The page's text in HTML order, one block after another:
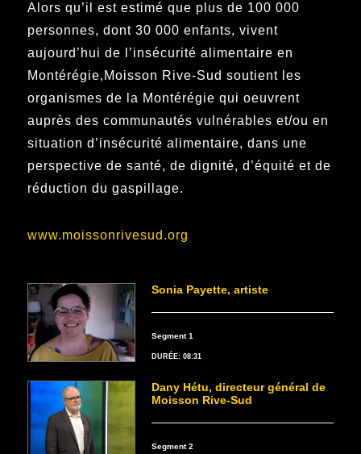
Alors qu’il est estimé que plus de 100 000
personnes, dont 30 000 enfants, vivent
aujourd’hui de l’insécurité alimentaire en
Montérégie,Moisson Rive-Sud soutient les
organismes de la Montérégie qui oeuvrent
auprès des communautés vulnérables et/ou en
situation d’insécurité alimentaire, dans une
perspective de santé, de dignité, d’équité et de
réduction du gaspillage.
www.moissonrivesud.org
Sonia Payette, artiste
Segment 1
DURÉE: 08:31
Dany Hétu, directeur général de
Moisson Rive-Sud
Segment 2